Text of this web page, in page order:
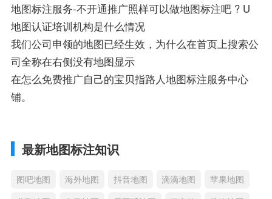
地图标注服务-不开通推广照样可以做地图标注吧 ? U
地图认证培训机构是什么情况
我们公司申领的地图已经生效，为什么在首页上搜索公
司全称在右侧没有地图显示
在怎么免费推广自己的宝贝指路人地图标注服务中心
铺。
最新地图标注知识
图吧地图 海外地图 抖音地图 滴滴地图
苹果地图